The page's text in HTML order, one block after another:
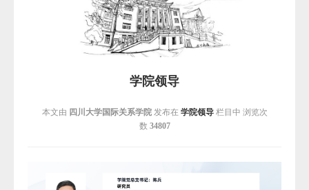
学院领导
本文由 四川大学国际关系学院发布在 学院领导栏目中 浏览次
数 34807